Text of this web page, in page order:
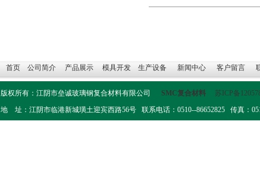
首页 公司简介 产品展示 模具开发 生产设备 新闻中心 客户留言
版权所有：江阴市垒诚玻璃钢复合材料有限公司 SMC复合材料 苏ICP备
地 址：江阴市临港新城璜土迎宾西路56号 联系电话：0510--86652825 传真：